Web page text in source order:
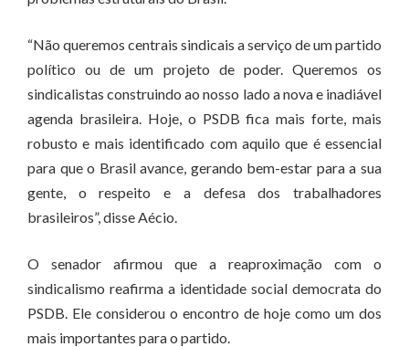
“Não queremos centrais sindicais a serviço de um partido
político ou de um projeto de poder. Queremos os
sindicalistas construindo ao nosso lado a nova e inadiável
agenda brasileira. Hoje, o PSDB fica mais forte, mais
robusto e mais identificado com aquilo que é essencial
para que o Brasil avance, gerando bem-estar para a sua
gente, o respeito e a defesa dos trabalhadores
brasileiros”, disse Aécio.
O senador afirmou que a reaproximação com o
sindicalismo reafirma a identidade social democrata do
PSDB. Ele considerou o encontro de hoje como um dos
mais importantes para o partido.